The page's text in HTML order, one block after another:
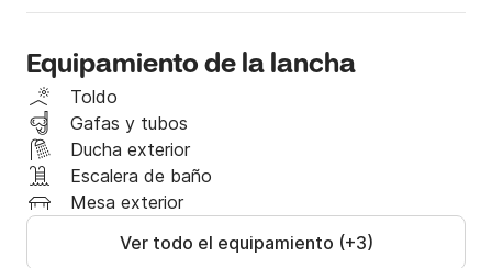
Sessa Marine Key Largo 26 de 8 metros está
propulsado por un magnífico motor de 225 CV.
Disfrutará de toda la comodidad necesaria para
navegar por la costa, combinada con el acceso a
algunos de los lugares más bellos de la Costa Azul,
tanto por mar como por tierra.
¡Este barco solo se alquila con capitán!
Equipamiento de la lancha
Toldo
Gafas y tubos
Ducha exterior
Escalera de baño
Mesa exterior
Ver todo el equipamiento (+3)